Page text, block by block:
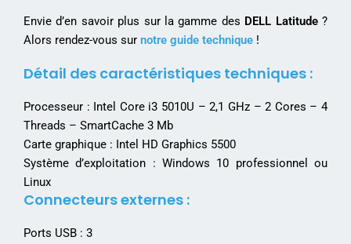
Envie d’en savoir plus sur la gamme des DELL Latitude?
Alors rendez-vous sur notre guide technique !
Détail des caractéristiques techniques :
Processeur : Intel Core i3 5010U – 2,1 GHz – 2 Cores – 4
Threads – SmartCache 3 Mb
Carte graphique : Intel HD Graphics 5500
Système d’exploitation : Windows 10 professionnel ou
Linux
Connecteurs externes :
Ports USB : 3